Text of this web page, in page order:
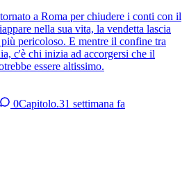
a Roma per chiudere i conti con il
nella sua vita, la vendetta lascia
pericoloso. E mentre il confine tra
c'è chi inizia ad accorgersi che il
essere altissimo.
0Capitolo.31 settimana fa